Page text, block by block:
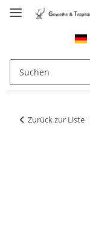
Zurück zur Liste